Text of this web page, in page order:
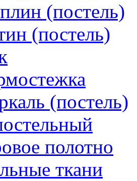
(постель)
(постель)
(постель)
полотно
ткани